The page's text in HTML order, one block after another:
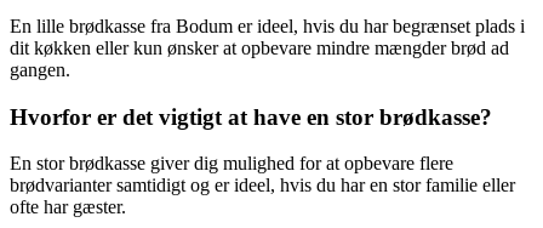
En lille brødkasse fra Bodum er ideel, hvis du har begrænset plads i
dit køkken eller kun ønsker at opbevare mindre mængder brød ad
gangen.
Hvorfor er det vigtigt at have en stor brødkasse?
En stor brødkasse giver dig mulighed for at opbevare flere
brødvarianter samtidigt og er ideel, hvis du har en stor familie eller
ofte har gæster.